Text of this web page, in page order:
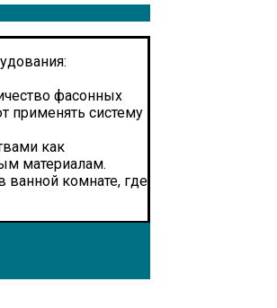
фасонных
применять систему
как
материалам.
ванной комнате, где